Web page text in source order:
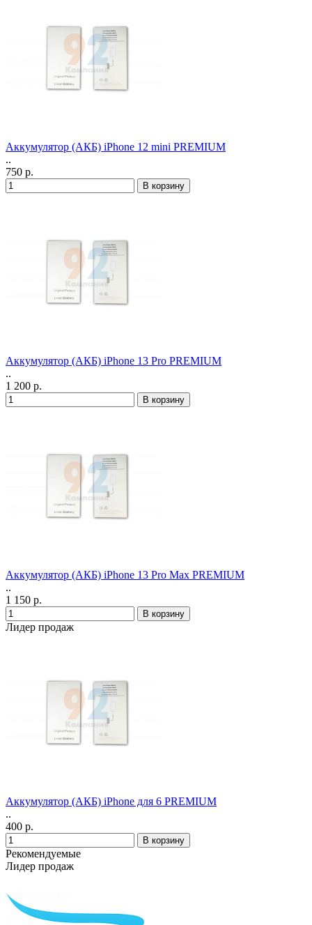
Аккумулятор (АКБ) iPhone 12 mini PREMIUM
..
750 р.
Аккумулятор (АКБ) iPhone 13 Pro PREMIUM
..
1 200 р.
Аккумулятор (АКБ) iPhone 13 Pro Max PREMIUM
..
1 150 р.
Лидер продаж
Аккумулятор (АКБ) iPhone для 6 PREMIUM
..
400 р.
Рекомендуемые
Лидер продаж